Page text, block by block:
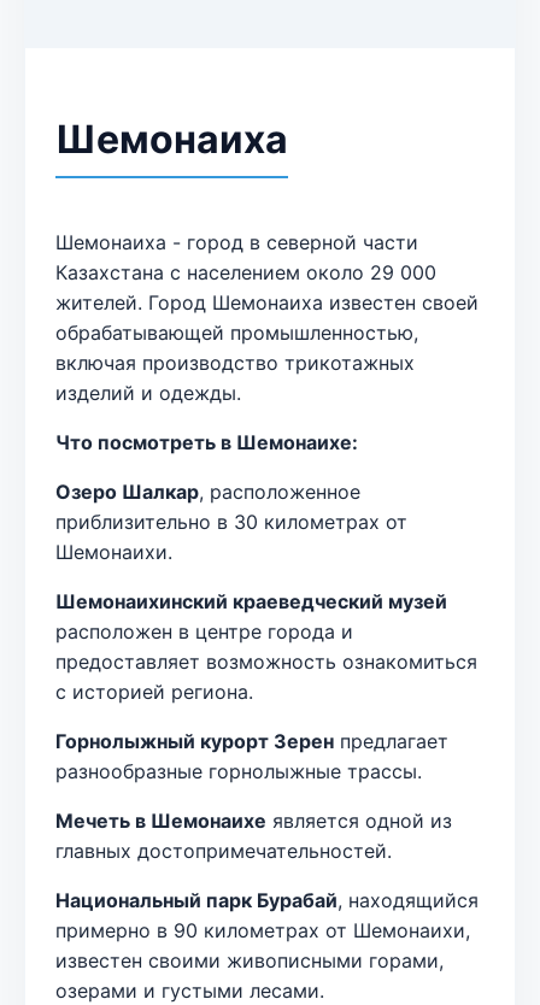
Шемонаиха
Шемонаиха - город в северной части
Казахстана с населением около 29 000
жителей. Город Шемонаиха известен своей
обрабатывающей промышленностью,
включая производство трикотажных
изделий и одежды.
Что посмотреть в Шемонаихе:
Озеро Шалкар, расположенное
приблизительно в 30 километрах от
Шемонаихи.
Шемонаихинский краеведческий музей
расположен в центре города и
предоставляет возможность ознакомиться
с историей региона.
Горнолыжный курорт Зерен предлагает
разнообразные горнолыжные трассы.
Мечеть в Шемонаихе является одной из
главных достопримечательностей.
Национальный парк Бурабай, находящийся
примерно в 90 километрах от Шемонаихи,
известен своими живописными горами,
озерами и густыми лесами.